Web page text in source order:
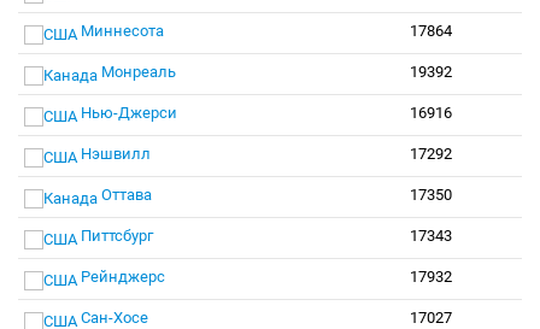
Миннесота 17864
Монреаль 19392
Нью-Джерси 16916
Нэшвилл 17292
Оттава 17350
Питтсбург 17343
Рейнджерс 17932
Сан-Хосе 17027